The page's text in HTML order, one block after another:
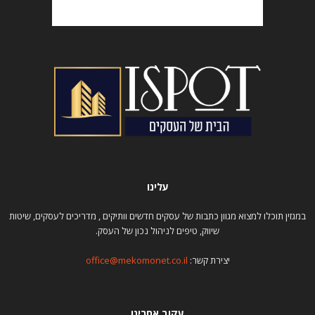
עלינו
במגזין תוכלו למצוא מגוון כתבות של עסקים חדשים וותיקים , מדריכים לעסקים, שיטות
שיווק, טיפים לניהול נכון של העסק.
יצירת קשר: office@mekomonet.co.il